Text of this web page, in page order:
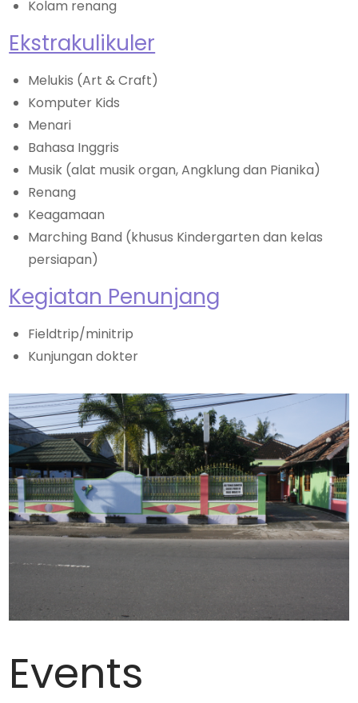
Kolam renang
Ekstrakulikuler
Melukis (Art & Craft)
Komputer Kids
Menari
Bahasa Inggris
Musik (alat musik organ, Angklung dan Pianika)
Renang
Keagamaan
Marching Band (khusus Kindergarten dan kelas
persiapan)
Kegiatan Penunjang​
Fieldtrip/minitrip
Kunjungan dokter
Events